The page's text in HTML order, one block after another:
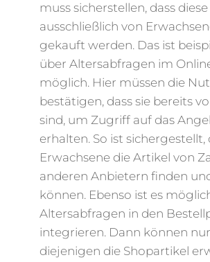
muss sicherstellen, dass diese
ausschließlich von
gekauft werden. Das ist
über Altersabfragen im
möglich. Hier müssen die
bestätigen, dass sie bereits
sind, um Zugriff auf das
erhalten. So ist sichergestellt,
Erwachsene die Artikel von
anderen Anbietern finden
können. Ebenso ist es
Altersabfragen in den
integrieren. Dann können nur
diejenigen die Shopartikel